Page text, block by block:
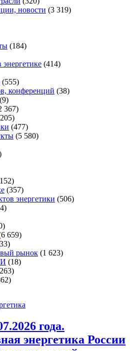
новости (3 319)
(184)
(414)
(555)
конференций (38)
(9)
367)
(477)
(5 580)
(357)
энергетики (506)
659)
рынок (1 623)
(18)
года.
энергетика России